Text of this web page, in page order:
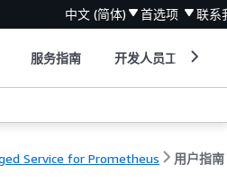
中文 (简体) 首选项 联系
服务指南 开发人员工具
Service for Prometheus 用户指南